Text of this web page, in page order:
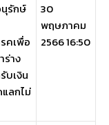
รักษ์
คเพื่อ
ร่าง
บเงิน
ลกไม่
30
พฤษภาคม
2566 16:50